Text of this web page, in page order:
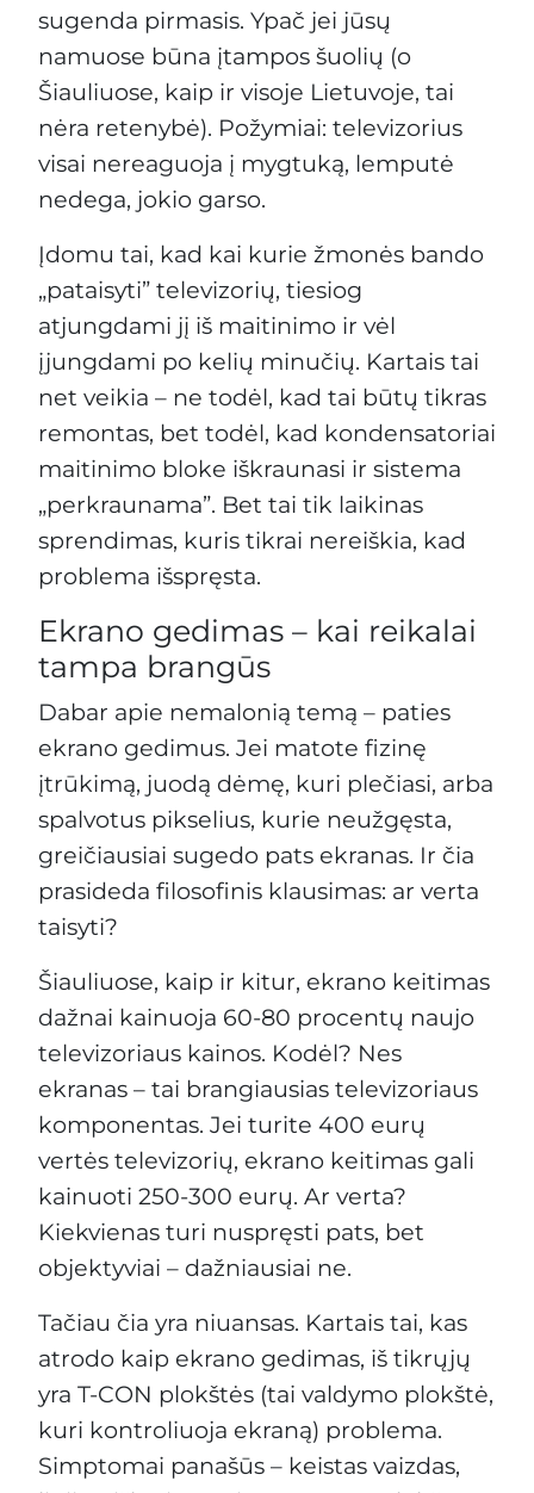
sugenda pirmasis. Ypač jei jūsų
namuose būna įtampos šuolių (o
Šiauliuose, kaip ir visoje Lietuvoje, tai
nėra retenybė). Požymiai: televizorius
visai nereaguoja į mygtuką, lemputė
nedega, jokio garso.
Įdomu tai, kad kai kurie žmonės bando
„pataisyti” televizorių, tiesiog
atjungdami jį iš maitinimo ir vėl
įjungdami po kelių minučių. Kartais tai
net veikia – ne todėl, kad tai būtų tikras
remontas, bet todėl, kad kondensatoriai
maitinimo bloke iškraunasi ir sistema
„perkraunama”. Bet tai tik laikinas
sprendimas, kuris tikrai nereiškia, kad
problema išspręsta.
Ekrano gedimas – kai reikalai
tampa brangūs
Dabar apie nemalonią temą – paties
ekrano gedimus. Jei matote fizinę
įtrūkimą, juodą dėmę, kuri plečiasi, arba
spalvotus pikselius, kurie neužgęsta,
greičiausiai sugedo pats ekranas. Ir čia
prasideda filosofinis klausimas: ar verta
taisyti?
Šiauliuose, kaip ir kitur, ekrano keitimas
dažnai kainuoja 60-80 procentų naujo
televizoriaus kainos. Kodėl? Nes
ekranas – tai brangiausias televizoriaus
komponentas. Jei turite 400 eurų
vertės televizorių, ekrano keitimas gali
kainuoti 250-300 eurų. Ar verta?
Kiekvienas turi nuspręsti pats, bet
objektyviai – dažniausiai ne.
Tačiau čia yra niuansas. Kartais tai, kas
atrodo kaip ekrano gedimas, iš tikrųjų
yra T-CON plokštės (tai valdymo plokštė,
kuri kontroliuoja ekraną) problema.
Simptomai panašūs – keistas vaizdas,